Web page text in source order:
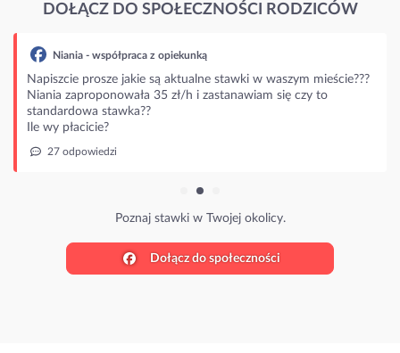
DOŁĄCZ DO SPOŁECZNOŚCI RODZICÓW
Niania - współpraca z opiekunką
Napiszcie prosze jakie są aktualne stawki w waszym mieście???
Niania zaproponowała 35 zł/h i zastanawiam się czy to
standardowa stawka??
Ile wy płacicie?
27 odpowiedzi
Poznaj stawki w Twojej okolicy.
Dołącz do społeczności